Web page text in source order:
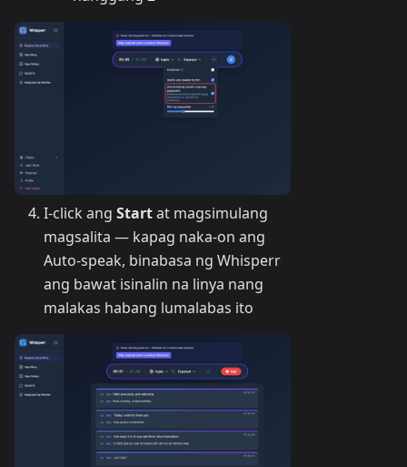
I-click ang Startat magsimulang
magsalita — kapag naka-on ang
Auto-speak, binabasa ng Whisperr
ang bawat isinalin na linya nang
malakas habang lumalabas ito